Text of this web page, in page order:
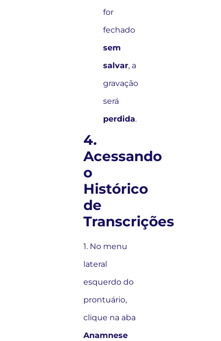
for
fechado
sem
salvar, a
gravação
será
perdida.
4.
Acessando
o
Histórico
de
Transcrições
1. No menu
lateral
esquerdo do
prontuário,
clique na aba
Anamnese